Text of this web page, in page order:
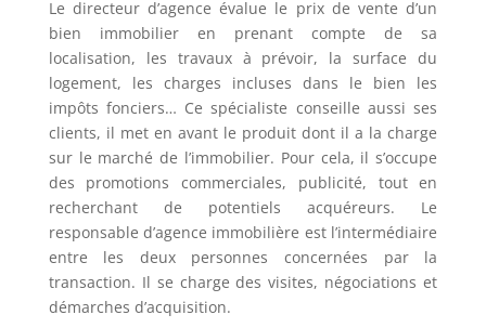
Le directeur d’agence évalue le prix de vente d’un
bien immobilier en prenant compte de sa
localisation, les travaux à prévoir, la surface du
logement, les charges incluses dans le bien les
impôts fonciers… Ce spécialiste conseille aussi ses
clients, il met en avant le produit dont il a la charge
sur le marché de l’immobilier. Pour cela, il s’occupe
des promotions commerciales, publicité, tout en
recherchant de potentiels acquéreurs. Le
responsable d’agence immobilière est l’intermédiaire
entre les deux personnes concernées par la
transaction. Il se charge des visites, négociations et
démarches d’acquisition.